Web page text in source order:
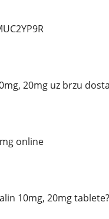
20mg uz brzu
online
10mg, 20mg tablete?